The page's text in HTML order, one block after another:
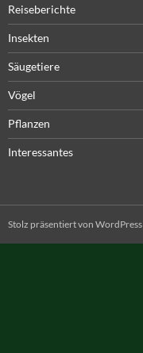
Reiseberichte
Insekten
Säugetiere
Vögel
Pflanzen
Interessantes
Stolz präsentiert von WordPress